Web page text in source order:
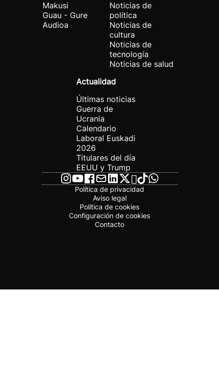
Makusi
Guau - Gure
Audioa
Noticias de
política
Noticias de
cultura
Noticias de
tecnología
Noticias de salud
Actualidad
Últimas noticias
Guerra de
Ucrania
Calendario
Laboral Euskadi
2026
Titulares del día
EEUU y Trump
Política de privacidad
Aviso legal
Política de cookies
Configuración de cookies
Contacto